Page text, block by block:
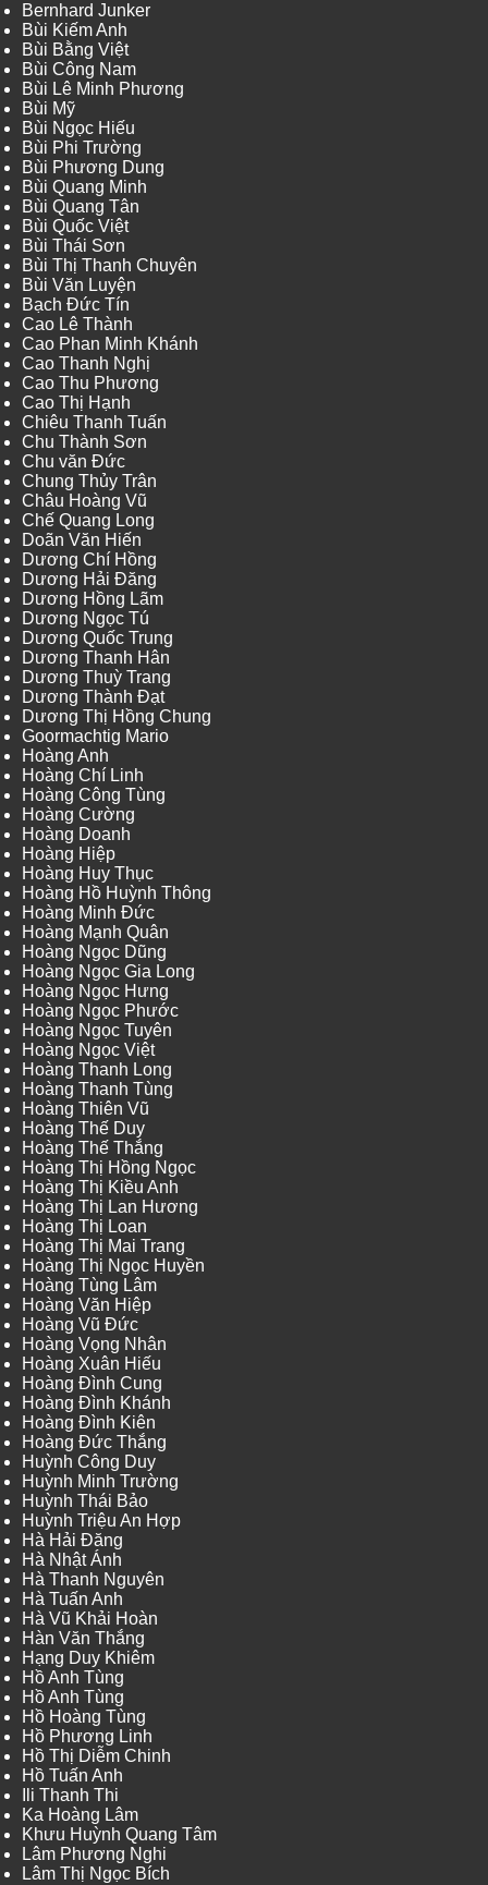
Bernhard Junker
Bùi Kiếm Anh
Bùi Bằng Việt
Bùi Công Nam
Bùi Lê Minh Phương
Bùi Mỹ
Bùi Ngọc Hiếu
Bùi Phi Trường
Bùi Phương Dung
Bùi Quang Minh
Bùi Quang Tân
Bùi Quốc Việt
Bùi Thái Sơn
Bùi Thị Thanh Chuyên
Bùi Văn Luyện
Bạch Đức Tín
Cao Lê Thành
Cao Phan Minh Khánh
Cao Thanh Nghị
Cao Thu Phương
Cao Thị Hạnh
Chiêu Thanh Tuấn
Chu Thành Sơn
Chu văn Đức
Chung Thủy Trân
Châu Hoàng Vũ
Chế Quang Long
Doãn Văn Hiến
Dương Chí Hồng
Dương Hải Đăng
Dương Hồng Lãm
Dương Ngọc Tú
Dương Quốc Trung
Dương Thanh Hân
Dương Thuỳ Trang
Dương Thành Đạt
Dương Thị Hồng Chung
Goormachtig Mario
Hoàng Anh
Hoàng Chí Linh
Hoàng Công Tùng
Hoàng Cường
Hoàng Doanh
Hoàng Hiệp
Hoàng Huy Thục
Hoàng Hồ Huỳnh Thông
Hoàng Minh Đức
Hoàng Mạnh Quân
Hoàng Ngọc Dũng
Hoàng Ngọc Gia Long
Hoàng Ngọc Hưng
Hoàng Ngọc Phước
Hoàng Ngọc Tuyên
Hoàng Ngọc Việt
Hoàng Thanh Long
Hoàng Thanh Tùng
Hoàng Thiên Vũ
Hoàng Thế Duy
Hoàng Thế Thắng
Hoàng Thị Hồng Ngọc
Hoàng Thị Kiều Anh
Hoàng Thị Lan Hương
Hoàng Thị Loan
Hoàng Thị Mai Trang
Hoàng Thị Ngọc Huyền
Hoàng Tùng Lâm
Hoàng Văn Hiệp
Hoàng Vũ Đức
Hoàng Vọng Nhân
Hoàng Xuân Hiếu
Hoàng Đình Cung
Hoàng Đình Khánh
Hoàng Đình Kiên
Hoàng Đức Thắng
Huỳnh Công Duy
Huỳnh Minh Trường
Huỳnh Thái Bảo
Huỳnh Triệu An Hợp
Hà Hải Đăng
Hà Nhật Ánh
Hà Thanh Nguyên
Hà Tuấn Anh
Hà Vũ Khải Hoàn
Hàn Văn Thắng
Hạng Duy Khiêm
Hồ Anh Tùng
Hồ Anh Tùng
Hồ Hoàng Tùng
Hồ Phương Linh
Hồ Thị Diễm Chinh
Hồ Tuấn Anh
Ili Thanh Thi
Ka Hoàng Lâm
Khưu Huỳnh Quang Tâm
Lâm Phương Nghi
Lâm Thị Ngọc Bích